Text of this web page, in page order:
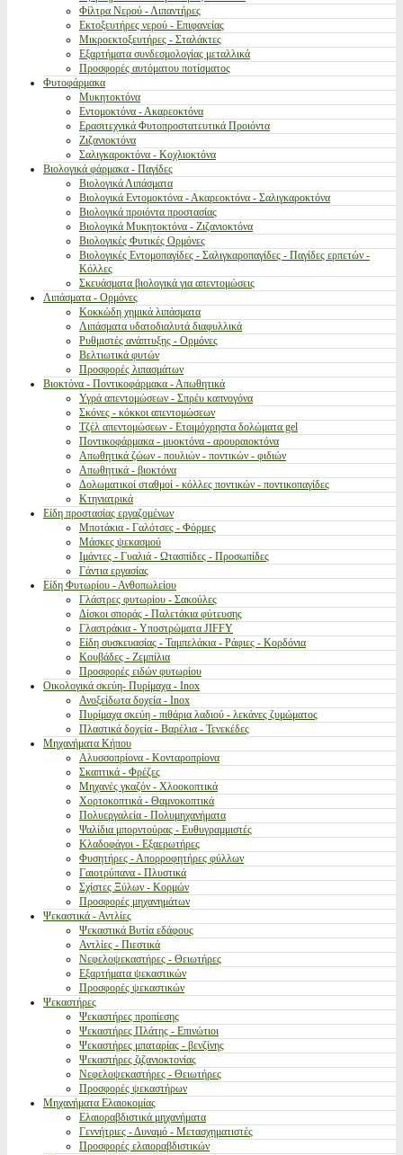
Φίλτρα Νερού - Λιπαντήρες
Εκτοξευτήρες νερού - Επιφανείας
Μικροεκτοξευτήρες - Σταλάκτες
Εξαρτήματα συνδεσμολογίας μεταλλικά
Προσφορές αυτόματου ποτίσματος
Φυτοφάρμακα
Μυκητοκτόνα
Εντομοκτόνα - Ακαρεοκτόνα
Ερασιτεχνικά Φυτοπροστατευτικά Προιόντα
Ζιζανιοκτόνα
Σαλιγκαροκτόνα - Κοχλιοκτόνα
Βιολογικά φάρμακα - Παγίδες
Βιολογικά Λιπάσματα
Βιολογικά Εντομοκτόνα - Ακαρεοκτόνα - Σαλιγκαροκτόνα
Βιολογικά προιόντα προστασίας
Βιολογικά Μυκητοκτόνα - Ζιζανιοκτόνα
Βιολογικές Φυτικές Ορμόνες
Βιολογικές Εντομοπαγίδες - Σαλιγκαροπαγίδες - Παγίδες ερπετών -
Κόλλες
Σκευάσματα βιολογικά για απεντομώσεις
Λιπάσματα - Ορμόνες
Κοκκώδη χημικά λιπάσματα
Λιπάσματα υδατοδιαλυτά διαφυλλικά
Ρυθμιστές ανάπτυξης - Ορμόνες
Βελτιωτικά φυτών
Προσφορές λιπασμάτων
Βιοκτόνα - Ποντικοφάρμακα - Απωθητικά
Υγρά απεντομώσεων - Σπρέυ καπνογόνα
Σκόνες - κόκκοι απεντομώσεων
Τζέλ απεντομώσεων - Ετοιμόχρηστα δολώματα gel
Ποντικοφάρμακα - μυοκτόνα - αρουραιοκτόνα
Απωθητικά ζώων - πουλιών - ποντικών - φιδιών
Απωθητικά - βιοκτόνα
Δολωματικοί σταθμοί - κόλλες ποντικών - ποντικοπαγίδες
Κτηνιατρικά
Είδη προστασίας εργαζομένων
Μποτάκια - Γαλότσες - Φόρμες
Μάσκες ψεκασμού
Ιμάντες - Γυαλιά - Ωτασπίδες - Προσωπίδες
Γάντια εργασίας
Είδη Φυτωρίου - Ανθοπωλείου
Γλάστρες φυτωρίου - Σακούλες
Δίσκοι σποράς - Παλετάκια φύτευσης
Γλαστράκια - Υποστρώματα JIFFY
Είδη συσκευασίας - Ταμπελάκια - Ράφιες - Κορδόνια
Κουβάδες - Ζεμπίλια
Προσφορές ειδών φυτωρίου
Οικολογικά σκεύη- Πυρίμαχα - Inox
Ανοξείδωτα δοχεία - Inox
Πυρίμαχα σκεύη - πιθάρια λαδιού - λεκάνες ζυμώματος
Πλαστικά δοχεία - Βαρέλια - Τενεκέδες
Μηχανήματα Κήπου
Αλυσσοπρίονα - Κονταροπρίονα
Σκαπτικά - Φρέζες
Μηχανές γκαζόν - Χλοοκοπτικά
Χορτοκοπτικά - Θαμνοκοπτικά
Πολυεργαλεία - Πολυμηχανήματα
Ψαλίδια μπορντούρας - Ευθυγραμμιστές
Κλαδοφάγοι - Εξαερωτήρες
Φυσητήρες - Απορροφητήρες φύλλων
Γαιοτρύπανα - Πλυστικά
Σχίστες Ξύλων - Κορμών
Προσφορές μηχανημάτων
Ψεκαστικά - Αντλίες
Ψεκαστικά Βυτία εδάφους
Αντλίες - Πιεστικά
Νεφελοψεκαστήρες - Θειωτήρες
Εξαρτήματα ψεκαστικών
Προσφορές ψεκαστικών
Ψεκαστήρες
Ψεκαστήρες προπίεσης
Ψεκαστήρες Πλάτης - Επινώτιοι
Ψεκαστήρες μπαταρίας - βενζίνης
Ψεκαστήρες ζιζανιοκτονίας
Νεφελοψεκαστήρες - Θειωτήρες
Προσφορές ψεκαστήρων
Μηχανήματα Ελαιοκομίας
Ελαιοραβδιστικά μηχανήματα
Γεννήτριες - Δυναμό - Μετασχηματιστές
Προσφορές ελαιοραβδιστικών